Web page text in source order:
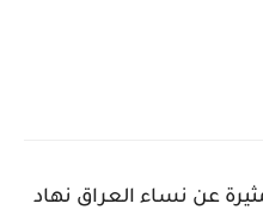
عن نساء العراق نهاد